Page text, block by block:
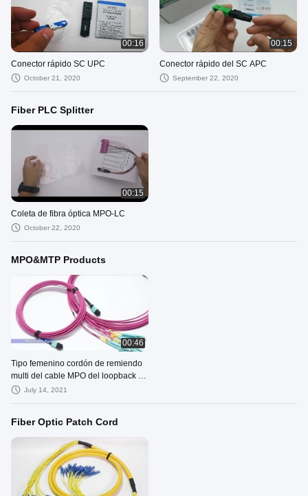
00:16
Conector rápido SC UPC
October 21, 2020
00:15
Conector rápido del SC APC
September 22, 2020
Fiber PLC Splitter
00:15
Coleta de fibra óptica MPO-LC
October 22, 2020
MPO&MTP Products
00:46
Tipo femenino cordón de remiendo
multi del cable MPO del loopback de
la fibra óptica del modo OM4
July 14, 2021
Fiber Optic Patch Cord